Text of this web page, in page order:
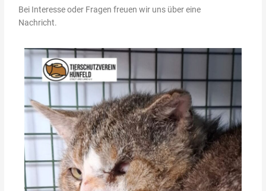
Bei Interesse oder Fragen freuen wir uns über eine
Nachricht.